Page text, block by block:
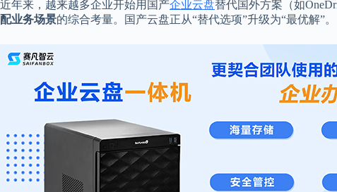
近年来，越来越多企业开始用国产企业云盘替代国外方案（如
配业务场景的综合考量。国产云盘正从“替代选项”升级为“最优解”。